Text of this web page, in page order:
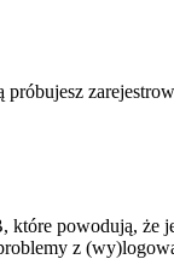
powodują,
z